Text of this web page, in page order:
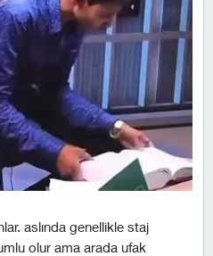
aslında genellikle staj
olur ama arada ufak